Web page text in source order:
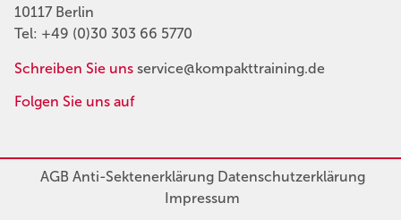
10117 Berlin
Tel: +49 (0)30 303 66 5770
Schreiben Sie uns service@kompakttraining.de
Folgen Sie uns auf
AGBAnti-SektenerklärungDatenschutzerklärung
Impressum